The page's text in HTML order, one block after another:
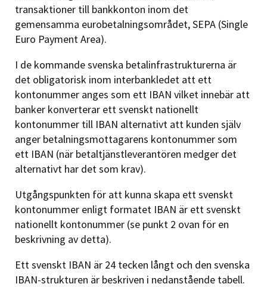
transaktioner till bankkonton inom det
gemensamma eurobetalningsområdet, SEPA (Single
Euro Payment Area).
I de kommande svenska betalinfrastrukturerna är
det obligatorisk inom interbankledet att ett
kontonummer anges som ett IBAN vilket innebär att
banker konverterar ett svenskt nationellt
kontonummer till IBAN alternativt att kunden själv
anger betalningsmottagarens kontonummer som
ett IBAN (när betaltjänstleverantören medger det
alternativt har det som krav).
Utgångspunkten för att kunna skapa ett svenskt
kontonummer enligt formatet IBAN är ett svenskt
nationellt kontonummer (se punkt 2 ovan för en
beskrivning av detta).
Ett svenskt IBAN är 24 tecken långt och den svenska
IBAN-strukturen är beskriven i nedanstående tabell.